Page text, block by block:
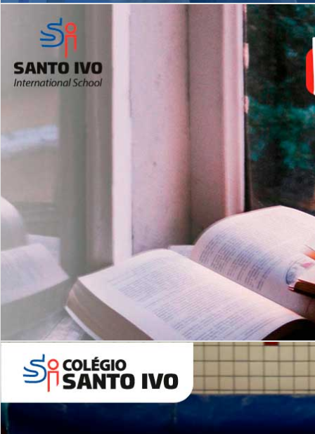
Matrículas Abertas 2026
Leituras Literárias
2º AO 5º ANO FUNDAMENTAL
es
Com imersão Bilingue - Anos
Finais
6º AO 9º ANO FUNDAMENTAL
Inglês: Turmas Reduzidas
(Proficiência)
ALUNOS NOVOS
Entre em Contato